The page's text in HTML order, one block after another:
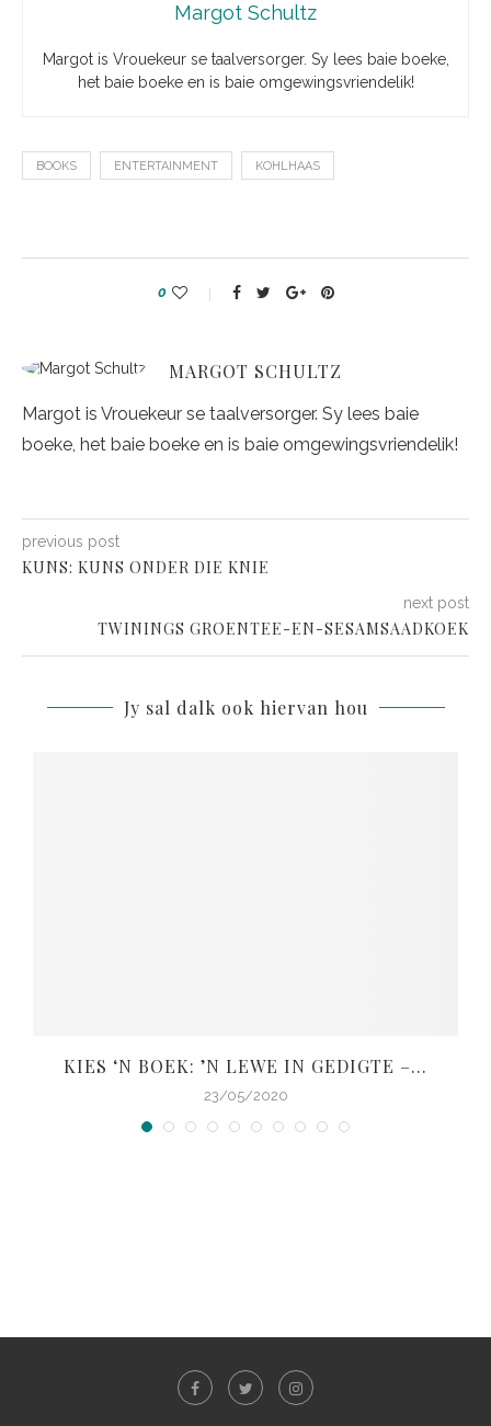
Margot Schultz
Margot is Vrouekeur se taalversorger. Sy lees baie boeke,
het baie boeke en is baie omgewingsvriendelik!
BOOKS ENTERTAINMENT KOHLHAAS
0
MARGOT SCHULTZ
Margot is Vrouekeur se taalversorger. Sy lees baie
boeke, het baie boeke en is baie omgewingsvriendelik!
previous post
KUNS: KUNS ONDER DIE KNIE
next post
TWININGS GROENTEE-EN-SESAMSAADKOEK
Jy sal dalk ook hiervan hou
KIES ‘N BOEK: ’N LEWE IN GEDIGTE –...
23/05/2020